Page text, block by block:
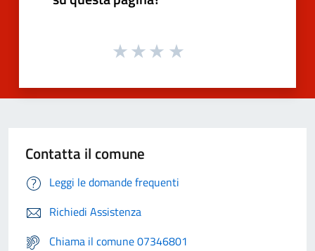
Contatta il comune
Leggi le domande frequenti
Richiedi Assistenza
Chiama il comune 07346801